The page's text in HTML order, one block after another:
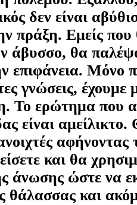
δεν είναι
πράξη. Εμείς που
άβυσσο, θα
επιφάνεια. Μόνο
γνώσεις,
Το ερώτημα που
είναι
αφήνοντας
και θα
άνωσης ώστε να
θάλασσας και